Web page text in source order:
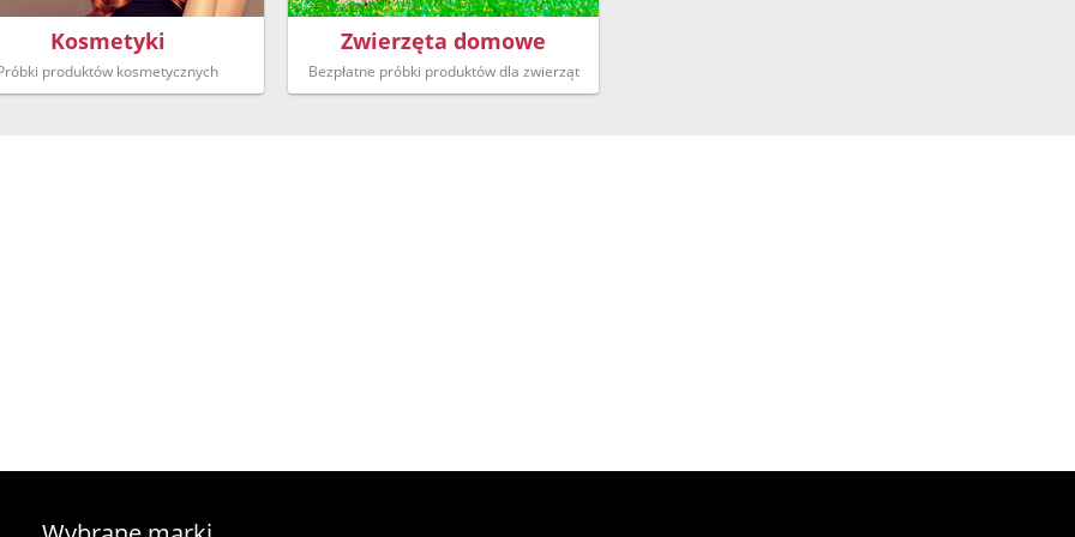
Kosmetyki
produktów kosmetycznych
Zwierzęta domowe
Bezpłatne próbki produktów dla zwierząt